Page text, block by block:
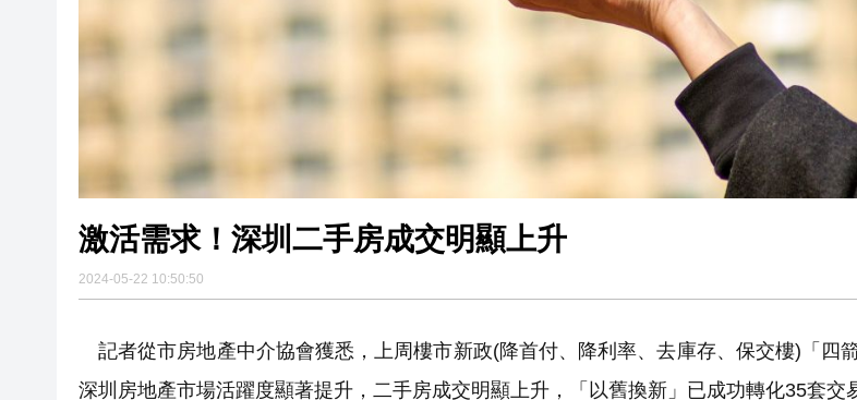
激活需求！深圳二手房成交明顯上升
2024-05-22 10:50:50
記者從市房地產中介協會獲悉，上周樓市新政(降首付、降利率、去庫存、保交樓)「四
深圳房地產市場活躍度顯著提升，二手房成交明顯上升，「以舊換新」已成功轉化35套交